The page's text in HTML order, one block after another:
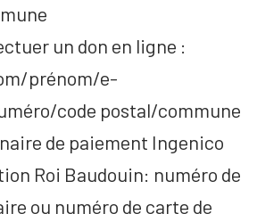
un don en ligne :
prénom/e-
code postal/commune
de paiement Ingenico
Roi Baudouin: numéro de
ou numéro de carte de